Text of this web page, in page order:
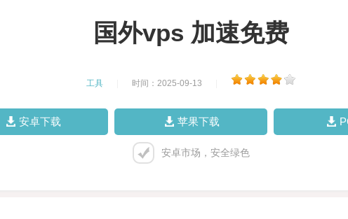
国外vps 加速免费
工具 时间：2025-09-13
安卓下载 苹果下载
安卓市场，安全绿色